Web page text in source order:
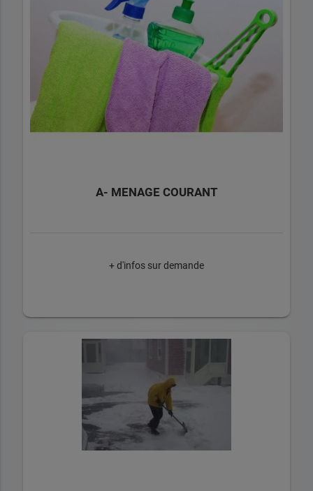
A- MENAGE COURANT
+ d'infos sur demande